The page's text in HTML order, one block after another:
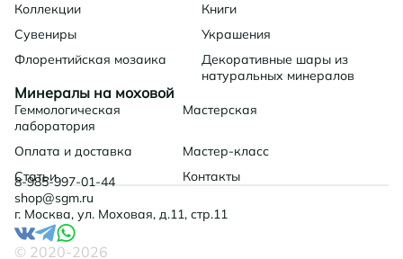
Коллекции
Книги
Сувениры
Украшения
Флорентийская мозаика
Декоративные шары из
натуральных минералов
Минералы на моховой
Геммологическая
лаборатория
Мастерская
Оплата и доставка
Мастер-класс
Статьи
Контакты
© 2020-2026
8-985-997-01-44
shop@sgm.ru
г. Москва, ул. Моховая, д.11, стр.11